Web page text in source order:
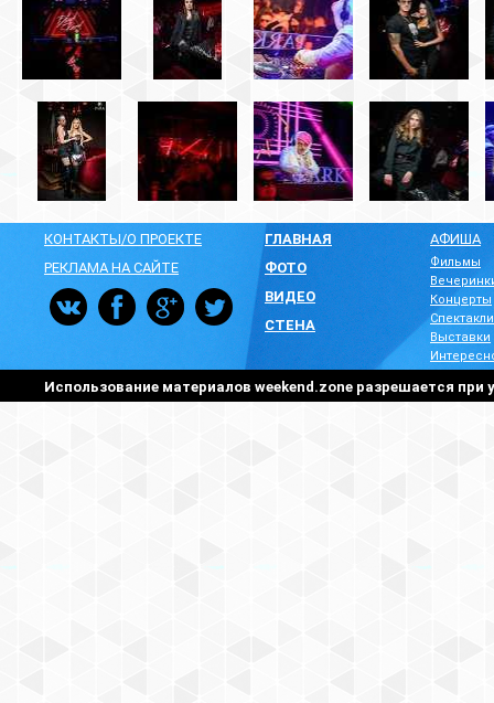
КОНТАКТЫ/О ПРОЕКТЕ
РЕКЛАМА НА САЙТЕ
ГЛАВНАЯ
ФОТО
ВИДЕО
СТЕНА
АФИША
Фильмы
Концерты
Спектакли
Выставки
Использование материалов weekend.zone разрешается